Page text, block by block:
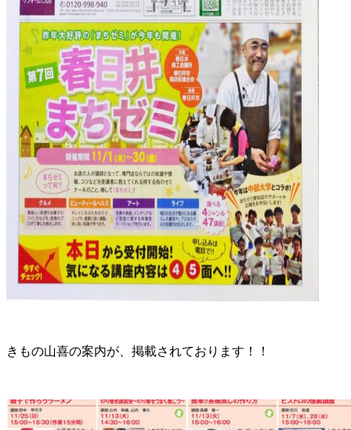
きもの山喜の案内が、掲載されております！！